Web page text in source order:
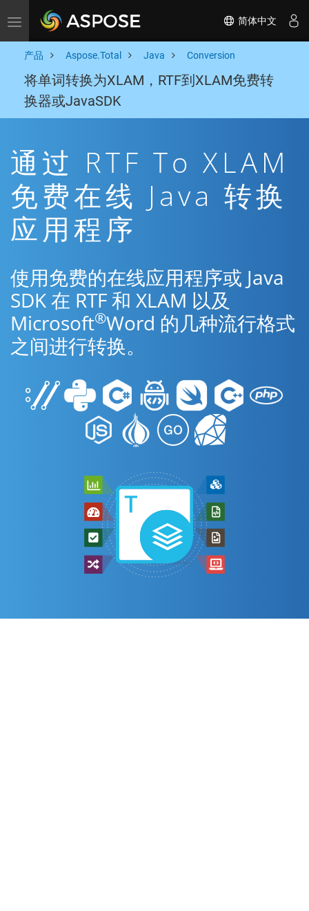
Toggle navigation 简体中文
产品 Aspose.Total Java Conversion
将单词转换为XLAM，RTF到XLAM免费转
换器或JavaSDK
通过 RTF To XLAM
免费在线 Java 转换
应用程序
使用免费的在线应用程序或 Java
SDK 在 RTF 和 XLAM 以及
Microsoft®Word 的几种流行格式
之间进行转换。